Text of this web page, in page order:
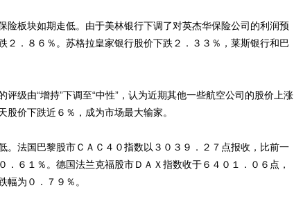
板块如期走低。由于美林银行下调了对英杰华保险公司的利润预
２．８６％。苏格拉皇家银行股价下跌２．３３％，莱斯银行和巴
级由“增持”下调至“中性”，认为近期其他一些航空公司的股价上涨
价下跌近６％，成为市场最大输家。
法国巴黎股市ＣＡＣ４０指数以３０３９．２７点报收，比前一
．６１％。德国法兰克福股市ＤＡＸ指数收于６４０１．０６点，
幅为０．７９％。